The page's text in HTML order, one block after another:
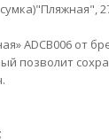
ADCB006 от
позволит